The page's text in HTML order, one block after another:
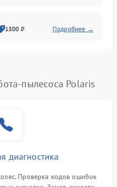
1500 ₽ Подробнее →
пылесоса Polaris
диагностика
Проверка кодов ошибок